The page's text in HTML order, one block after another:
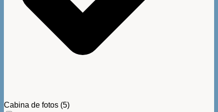
Cabina de fotos (5)